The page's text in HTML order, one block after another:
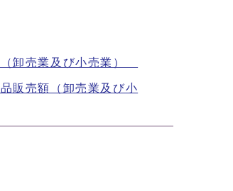
卸売業及び小売業）
販売額（卸売業及び小